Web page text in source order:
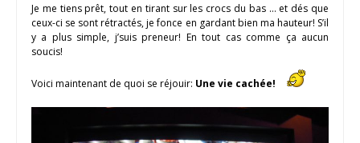
Je me tiens prêt, tout en tirant sur les crocs du bas … et dés que
ceux-ci se sont rétractés, je fonce en gardant bien ma hauteur! S’il
y a plus simple, j’suis preneur! En tout cas comme ça aucun
soucis!
Voici maintenant de quoi se réjouir: Une vie cachée!